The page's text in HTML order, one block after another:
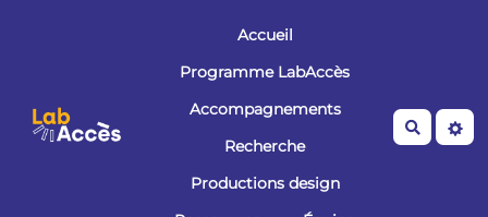
Accueil
Programme LabAccès
Accompagnements
Recherche
Productions design